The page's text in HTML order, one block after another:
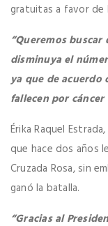
gratuitas a favor de
“Queremos
disminuya el
ya que de acuerdo
fallecen por cáncer
Érika Raquel
que hace dos años
Cruzada Rosa, sin
ganó la batalla.
“Gracias al